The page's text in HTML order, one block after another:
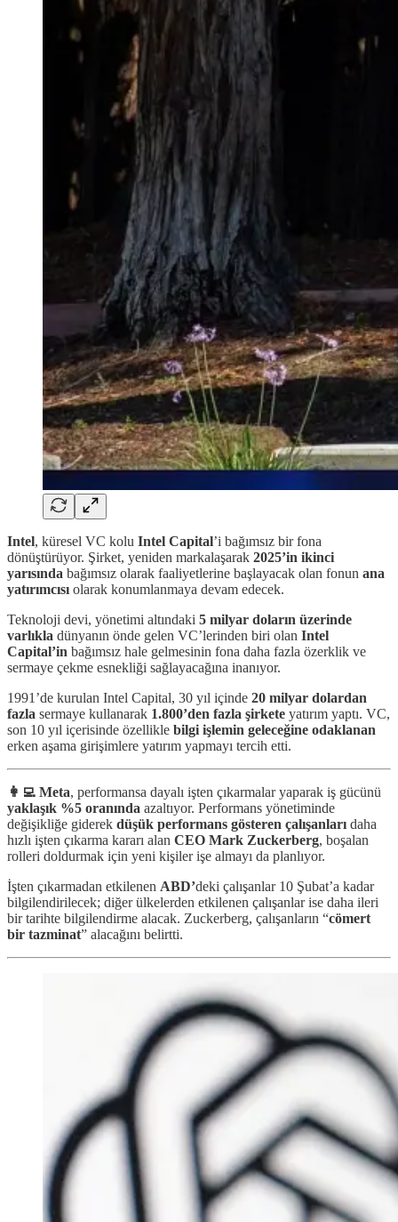
Intel, küresel VC kolu Intel Capital’i bağımsız bir fona
dönüştürüyor. Şirket, yeniden markalaşarak 2025’in ikinci
yarısında bağımsız olarak faaliyetlerine başlayacak olan fonun ana
yatırımcısı olarak konumlanmaya devam edecek.
Teknoloji devi, yönetimi altındaki 5 milyar doların üzerinde
varlıkla dünyanın önde gelen VC’lerinden biri olan Intel
Capital’in bağımsız hale gelmesinin fona daha fazla özerklik ve
sermaye çekme esnekliği sağlayacağına inanıyor.
1991’de kurulan Intel Capital, 30 yıl içinde 20 milyar dolardan
fazla sermaye kullanarak 1.800’den fazla şirkete yatırım yaptı. VC,
son 10 yıl içerisinde özellikle bilgi işlemin geleceğine odaklanan
erken aşama girişimlere yatırım yapmayı tercih etti.
👩‍💻 Meta, performansa dayalı işten çıkarmalar yaparak iş gücünü
yaklaşık %5 oranında azaltıyor. Performans yönetiminde
değişikliğe giderek düşük performans gösteren çalışanları daha
hızlı işten çıkarma kararı alan CEO Mark Zuckerberg, boşalan
rolleri doldurmak için yeni kişiler işe almayı da planlıyor.
İşten çıkarmadan etkilenen ABD’deki çalışanlar 10 Şubat’a kadar
bilgilendirilecek; diğer ülkelerden etkilenen çalışanlar ise daha ileri
bir tarihte bilgilendirme alacak. Zuckerberg, çalışanların “cömert
bir tazminat” alacağını belirtti.